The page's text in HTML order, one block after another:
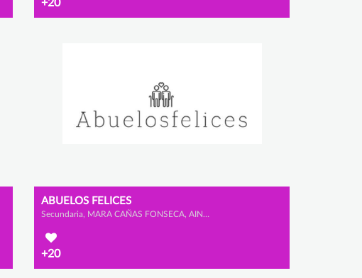
+20
ABUELOS FELICES
Secundaria, MARA CAÑAS FONSECA, AINHOA MATUTE PORRAS y LUCÍA ÁLVAREZ OSORIO
+20